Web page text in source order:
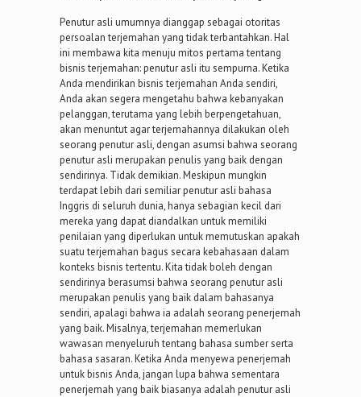
Penutur asli umumnya dianggap sebagai otoritas
persoalan terjemahan yang tidak terbantahkan. Hal
ini membawa kita menuju mitos pertama tentang
bisnis terjemahan: penutur asli itu sempurna. Ketika
Anda mendirikan bisnis terjemahan Anda sendiri,
Anda akan segera mengetahu bahwa kebanyakan
pelanggan, terutama yang lebih berpengetahuan,
akan menuntut agar terjemahannya dilakukan oleh
seorang penutur asli, dengan asumsi bahwa seorang
penutur asli merupakan penulis yang baik dengan
sendirinya. Tidak demikian. Meskipun mungkin
terdapat lebih dari semiliar penutur asli bahasa
Inggris di seluruh dunia, hanya sebagian kecil dari
mereka yang dapat diandalkan untuk memiliki
penilaian yang diperlukan untuk memutuskan apakah
suatu terjemahan bagus secara kebahasaan dalam
konteks bisnis tertentu. Kita tidak boleh dengan
sendirinya berasumsi bahwa seorang penutur asli
merupakan penulis yang baik dalam bahasanya
sendiri, apalagi bahwa ia adalah seorang penerjemah
yang baik. Misalnya, terjemahan memerlukan
wawasan menyeluruh tentang bahasa sumber serta
bahasa sasaran. Ketika Anda menyewa penerjemah
untuk bisnis Anda, jangan lupa bahwa sementara
penerjemah yang baik biasanya adalah penutur asli